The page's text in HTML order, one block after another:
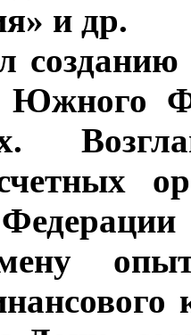
и др.
Южного
счетных